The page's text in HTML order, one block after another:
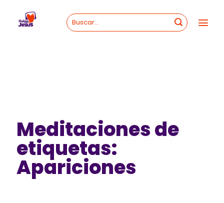
content
Meditaciones de
etiquetas:
Apariciones